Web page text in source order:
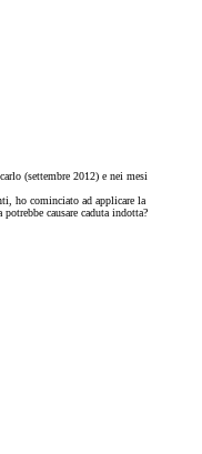
(settembre 2012) e nei mesi
ho cominciato ad applicare la
causare caduta indotta?